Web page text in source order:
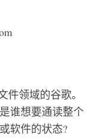
件领域的谷歌。
谁想要通读整个
软件的状态?